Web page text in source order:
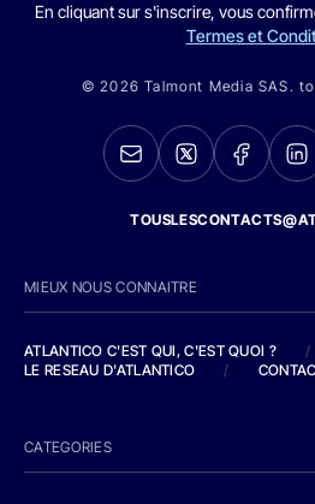
En cliquant sur s'inscrire, vous
Termes et
© 2026 Talmont Media SAS.
MIEUX NOUS CONNAITRE
ATLANTICO C'EST QUI, C'EST QUOI ?
/
LE RESEAU D'ATLANTICO
/
CATEGORIES